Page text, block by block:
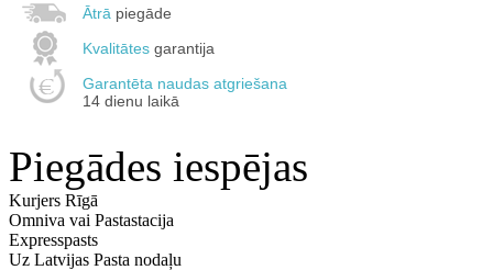
Ātrā piegāde
Kvalitātes garantija
Garantēta naudas atgriešana
14 dienu laikā
Piegādes iespējas
Kurjers Rīgā
Omniva vai Pastastacija
Expresspasts
Uz Latvijas Pasta nodaļu